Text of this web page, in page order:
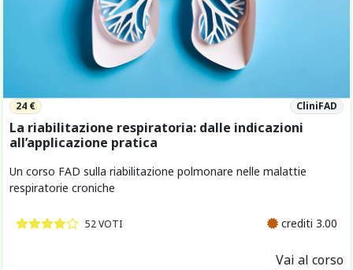
24 € CliniFAD
La riabilitazione respiratoria: dalle indicazioni
all’applicazione pratica
Un corso FAD sulla riabilitazione polmonare nelle malattie
respiratorie croniche
52 VOTI crediti 3.00
Vai al corso